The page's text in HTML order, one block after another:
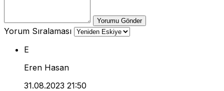
Yorumu Gönder
Yorum Sıralaması
E
Eren Hasan
31.08.2023 21:50